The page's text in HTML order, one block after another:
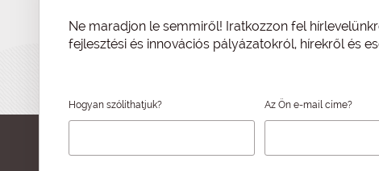
Ne maradjon le semmiről! Iratkozzon fel
fejlesztési és innovációs pályázatokról, hírekről és
Hogyan szólíthatjuk? Az Ön e-mail címe?